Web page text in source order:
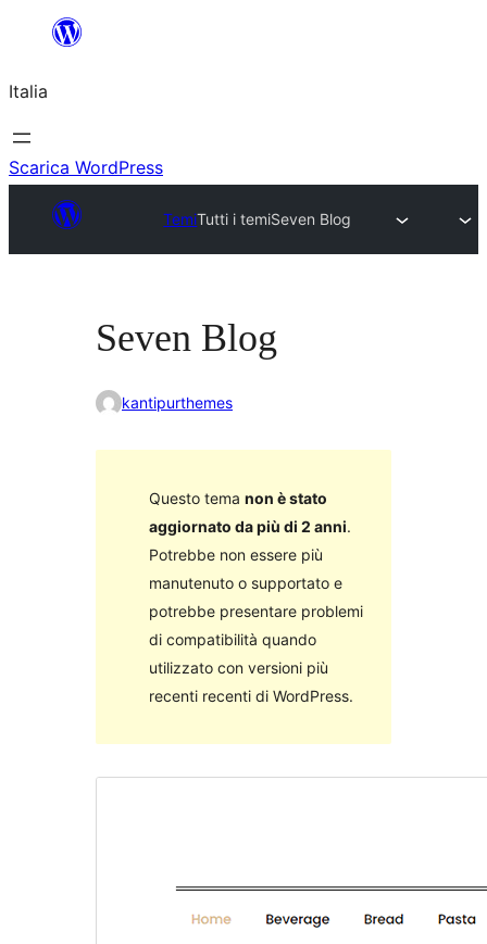
contenuto
Italia
Scarica WordPress
TemiTutti i temiSeven Blog
Seven Blog
kantipurthemes
Questo tema non è stato
aggiornato da più di 2 anni.
Potrebbe non essere più
manutenuto o supportato e
potrebbe presentare problemi
di compatibilità quando
utilizzato con versioni più
recenti recenti di WordPress.